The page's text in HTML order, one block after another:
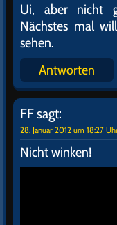
Ui, aber nicht
Nächstes mal
sehen.
Antworten
FFsagt:
28. Januar 2012 um 18:27
Nicht winken!